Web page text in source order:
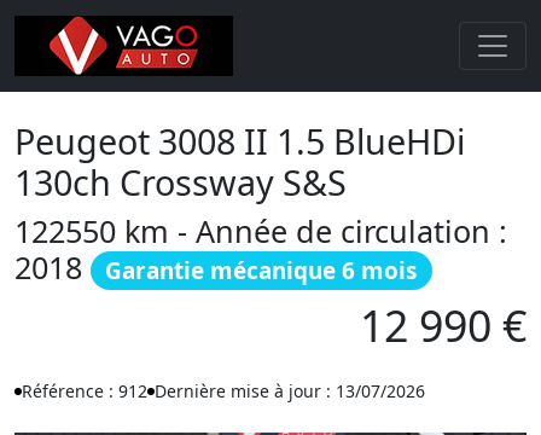
Peugeot 3008 II 1.5 BlueHDi
130ch Crossway S&S
122550 km - Année de circulation :
2018
Garantie mécanique 6 mois
12 990 €
Référence : 912 Dernière mise à jour : 13/07/2026